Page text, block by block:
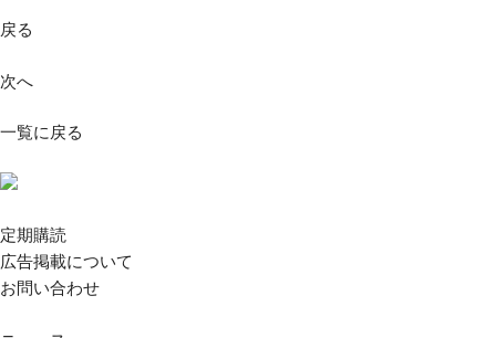
戻る
次へ
一覧に戻る
定期購読
広告掲載について
お問い合わせ